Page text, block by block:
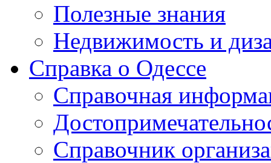
Полезные знания
Недвижимость и
Справка о Одессе
Справочная
Справочник